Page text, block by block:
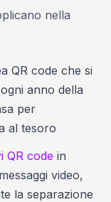
nella
QR code che si
anno della
per
al tesoro
QR code in
video,
la separazione